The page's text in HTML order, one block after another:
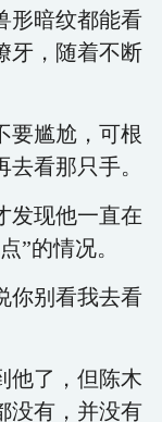
形暗纹都能看
牙，随着不断
要尴尬，可根
看那只手。
发现他一直在
”的情况。
你别看我去看
他了，但陈木
没有，并没有